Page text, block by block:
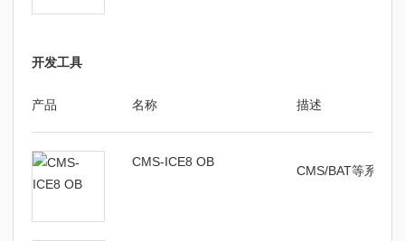
开发工具
产品 名称 描述
CMS-ICE8 OB
CMS/BAT等系列